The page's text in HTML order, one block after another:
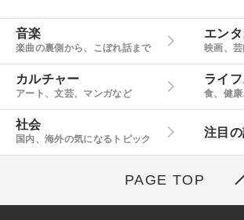
音楽
楽曲の裏側から、こぼれ話まで
エンタ
映画、
カルチャー
アート、文芸、マンガなど
ライ
食、健
社会
国内、海外の気になるトピック
注目
PAGE TOP